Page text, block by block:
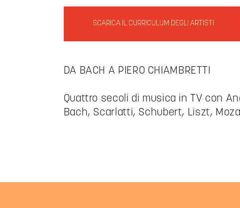
SCARICA IL CURRICULUM DEGLI ARTISTI
DA BACH A PIERO CHIAMBRETTI
Quattro secoli di musica in TV con
Bach, Scarlatti, Schubert, Liszt,